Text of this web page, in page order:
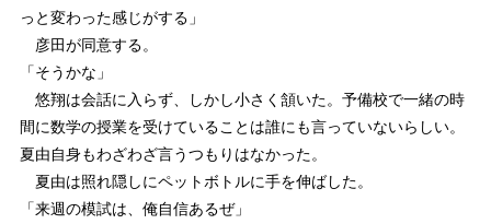
っと変わった感じがする」
彦田が同意する。
「そうかな」
悠翔は会話に入らず、しかし小さく頷いた。予備校で一緒の時
間に数学の授業を受けていることは誰にも言っていないらしい。
夏由自身もわざわざ言うつもりはなかった。
夏由は照れ隠しにペットボトルに手を伸ばした。
「来週の模試は、俺自信あるぜ」